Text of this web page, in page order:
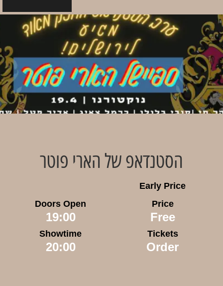
הסטנדאפ של הארי פוטר
Early Price
Doors Open
19:00
Price
Free
Showtime
20:00
Tickets
Order